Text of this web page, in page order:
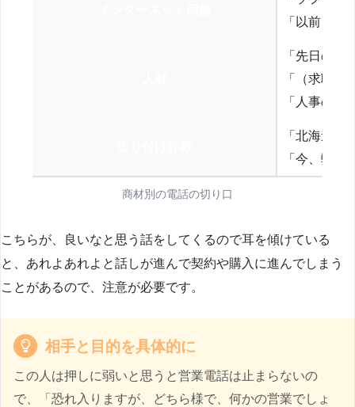
「以前、
「先日の
「（求職
「人事の方
「北海道
「今、弊
商材別の電話の切り口
こちらが、良いなと思う話をしてくるので耳を傾けている
と、あれよあれよと話しが進んで契約や購入に進んでしまう
ことがあるので、注意が必要です。
相手と目的を具体的に
この人は押しに弱いと思うと営業電話は止まらないの
で、「恐れ入りますが、どちら様で、何かの営業でしょ